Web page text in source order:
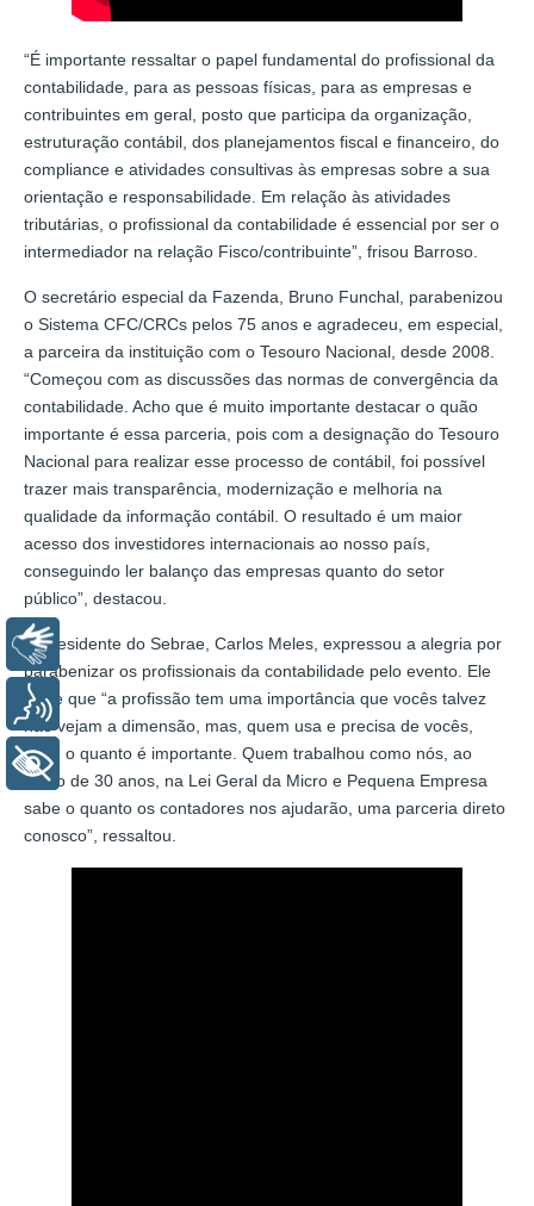
“É importante ressaltar o papel fundamental do profissional da
contabilidade, para as pessoas físicas, para as empresas e
contribuintes em geral, posto que participa da organização,
estruturação contábil, dos planejamentos fiscal e financeiro, do
compliance e atividades consultivas às empresas sobre a sua
orientação e responsabilidade. Em relação às atividades
tributárias, o profissional da contabilidade é essencial por ser o
intermediador na relação Fisco/contribuinte”, frisou Barroso.
O secretário especial da Fazenda, Bruno Funchal, parabenizou
o Sistema CFC/CRCs pelos 75 anos e agradeceu, em especial,
a parceira da instituição com o Tesouro Nacional, desde 2008.
“Começou com as discussões das normas de convergência da
contabilidade. Acho que é muito importante destacar o quão
importante é essa parceria, pois com a designação do Tesouro
Nacional para realizar esse processo de contábil, foi possível
trazer mais transparência, modernização e melhoria na
qualidade da informação contábil. O resultado é um maior
acesso dos investidores internacionais ao nosso país,
conseguindo ler balanço das empresas quanto do setor
público”, destacou.
O presidente do Sebrae, Carlos Meles, expressou a alegria por
parabenizar os profissionais da contabilidade pelo evento. Ele
disse que “a profissão tem uma importância que vocês talvez
não vejam a dimensão, mas, quem usa e precisa de vocês,
sabe o quanto é importante. Quem trabalhou como nós, ao
longo de 30 anos, na Lei Geral da Micro e Pequena Empresa
sabe o quanto os contadores nos ajudarão, uma parceria direto
conosco”, ressaltou.
Libras
Voz
+ Acessibilidade